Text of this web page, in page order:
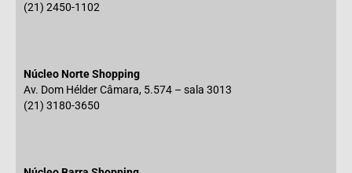
(21) 2450-1102
Núcleo Norte Shopping
Av. Dom Hélder Câmara, 5.574 – sala 3013
(21) 3180-3650